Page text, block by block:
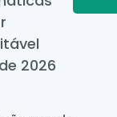
de 2026